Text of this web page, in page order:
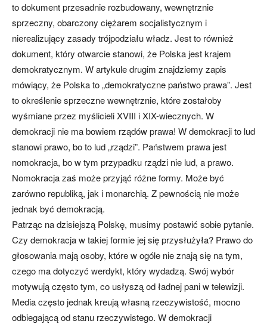
to dokument przesadnie rozbudowany, wewnętrznie
sprzeczny, obarczony ciężarem socjalistycznym i
nierealizujący zasady trójpodziału władz. Jest to również
dokument, który otwarcie stanowi, że Polska jest krajem
demokratycznym. W artykule drugim znajdziemy zapis
mówiący, że Polska to „demokratyczne państwo prawa”. Jest
to określenie sprzeczne wewnętrznie, które zostałoby
wyśmiane przez myślicieli XVIII i XIX-wiecznych. W
demokracji nie ma bowiem rządów prawa! W demokracji to lud
stanowi prawo, bo to lud „rządzi”. Państwem prawa jest
nomokracja, bo w tym przypadku rządzi nie lud, a prawo.
Nomokracja zaś może przyjąć różne formy. Może być
zarówno republiką, jak i monarchią. Z pewnością nie może
jednak być demokracją.
Patrząc na dzisiejszą Polskę, musimy postawić sobie pytanie.
Czy demokracja w takiej formie jej się przysłużyła? Prawo do
głosowania mają osoby, które w ogóle nie znają się na tym,
czego ma dotyczyć werdykt, który wydadzą. Swój wybór
motywują często tym, co usłyszą od ładnej pani w telewizji.
Media często jednak kreują własną rzeczywistość, mocno
odbiegającą od stanu rzeczywistego. W demokracji